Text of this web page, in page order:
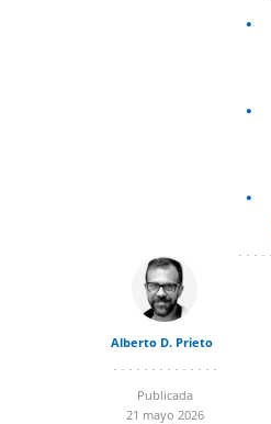
Alberto D. Prieto
Publicada
21 mayo 2026